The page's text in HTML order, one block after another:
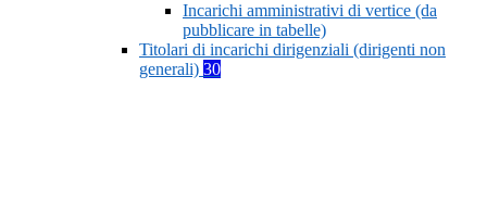
Incarichi amministrativi di vertice (da
pubblicare in tabelle)
Titolari di incarichi dirigenziali (dirigenti non
generali) 30